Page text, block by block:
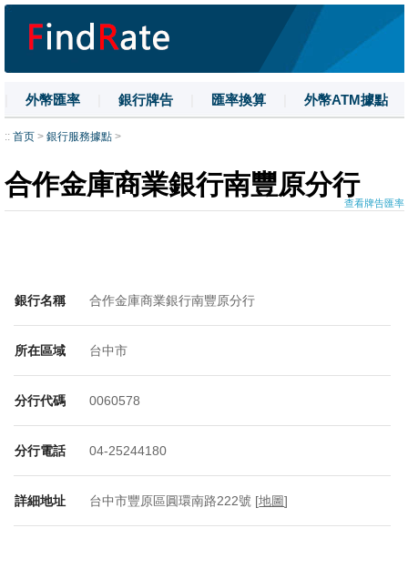
外幣匯率 銀行牌告 匯率換算 外幣ATM據點
| 名詞解釋 | 換匯技巧
:: 首页 > 銀行服務據點 >
合作金庫商業銀行南豐原分行
查看牌告匯率
銀行名稱 合作金庫商業銀行南豐原分行
所在區域 台中市
分行代碼 0060578
分行電話 04-25244180
詳細地址 台中市豐原區圓環南路222號 [地圖]